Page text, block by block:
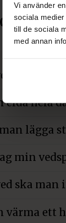
Vi använder
sociala
till de sociala
med annan
sotar
elda hela
lägga
min
ska man
värma ett